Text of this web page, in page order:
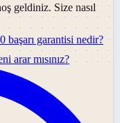
geldiniz. Size nasıl
başarı garantisi nedir?
arar mısınız?